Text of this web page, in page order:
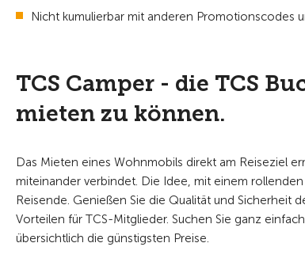
Nicht kumulierbar mit anderen Promotionscodes
TCS Camper - die TCS
mieten zu können.
Das Mieten eines Wohnmobils direkt am Reiseziel
miteinander verbindet. Die Idee, mit einem
Reisende. Genießen Sie die Qualität und Sicherheit
Vorteilen für TCS-Mitglieder. Suchen Sie ganz
übersichtlich die günstigsten Preise.